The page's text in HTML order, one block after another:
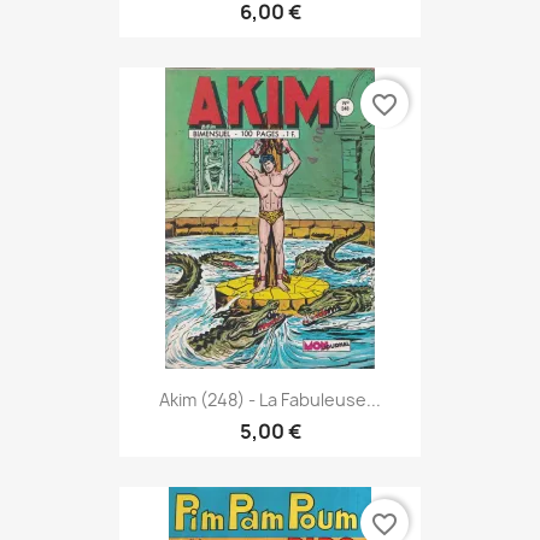
6,00 €
Akim (248) - La Fabuleuse...
5,00 €
favorite_border
favorite_border